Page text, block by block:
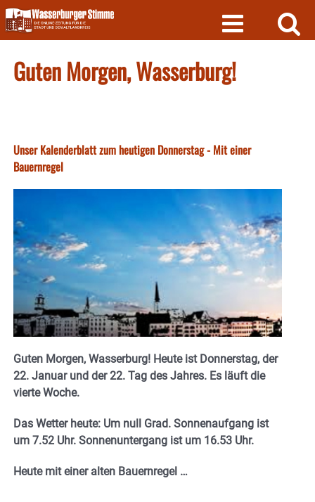
Skip
to
content
Guten Morgen, Wasserburg!
Unser Kalenderblatt zum heutigen Donnerstag - Mit einer
Bauernregel
Guten Morgen, Wasserburg! Heute ist Donnerstag, der
22. Januar und der 22. Tag des Jahres. Es läuft die
vierte Woche.
Das Wetter heute: Um null Grad. Sonnenaufgang ist
um 7.52 Uhr. Sonnenuntergang ist um 16.53 Uhr.
Heute mit einer alten Bauernregel …